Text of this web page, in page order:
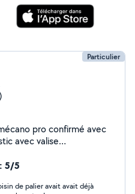
Particulier
pro confirmé avec
avec valise
)
5/5
de palier avait avait déjà